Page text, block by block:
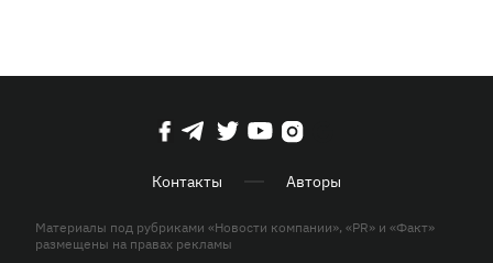
Контакты Авторы
Материалы под рубриками «Новости компании», «PR» и «Факт»
размещены на правах рекламы